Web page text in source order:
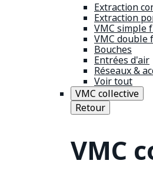
Extraction
Extraction
VMC simple
VMC double
Bouches
Entrées d'air
Réseaux &
Voir tout
VMC collective
Retour
VMC